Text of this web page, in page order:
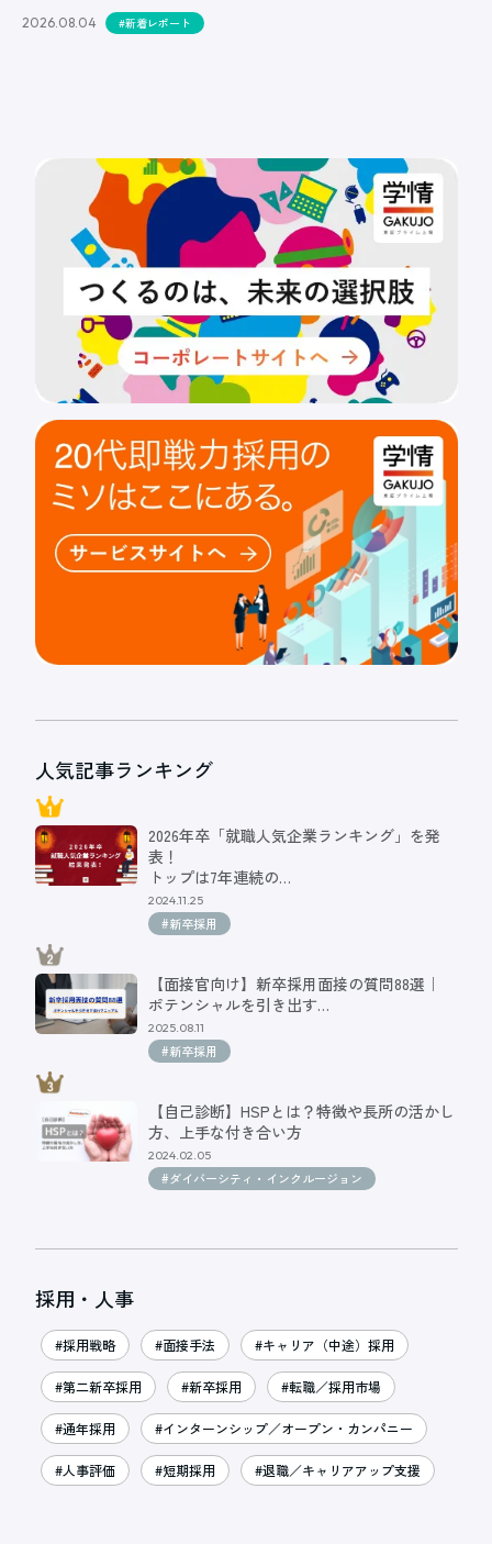
2026.08.04 #新着レポート
人気記事ランキング
2026年卒「就職人気企業ランキング」を発
表！
トップは7年連続の…
2024.11.25
#新卒採用
【面接官向け】新卒採用面接の質問88選｜
ポテンシャルを引き出す…
2025.08.11
#新卒採用
【自己診断】HSPとは？特徴や長所の活かし
方、上手な付き合い方
2024.02.05
#ダイバーシティ・インクルージョン
採用・人事
#採用戦略 #面接手法 #キャリア（中途）採用
#第二新卒採用 #新卒採用 #転職／採用市場
#通年採用 #インターンシップ／オープン・カンパニー
#人事評価 #短期採用 #退職／キャリアアップ支援